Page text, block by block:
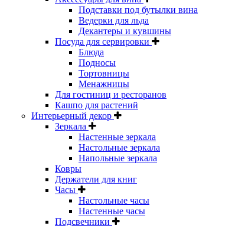
Подставки под бутылки вина
Ведерки для льда
Декантеры и кувшины
Посуда для сервировки
Блюда
Подносы
Тортовницы
Менажницы
Для гостиниц и ресторанов
Кашпо для растений
Интерьерный декор
Зеркала
Настенные зеркала
Настольные зеркала
Напольные зеркала
Ковры
Держатели для книг
Часы
Настольные часы
Настенные часы
Подсвечники